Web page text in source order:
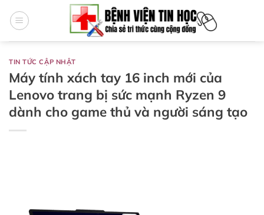
qua
TIN TỨC CẬP NHẬT
Máy tính xách tay 16 inch mới của
Lenovo trang bị sức mạnh Ryzen 9
dành cho game thủ và người sáng tạo